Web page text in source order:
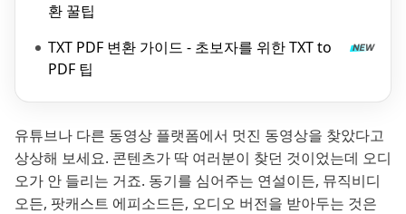
환 꿀팁
TXT PDF 변환 가이드 - 초보자를 위한 TXT to
PDF 팁
유튜브나 다른 동영상 플랫폼에서 멋진 동영상을 찾았다고
상상해 보세요. 콘텐츠가 딱 여러분이 찾던 것이었는데 오디
오가 안 들리는 거죠. 동기를 심어주는 연설이든, 뮤직비디
오든, 팟캐스트 에피소드든, 오디오 버전을 받아두는 것은